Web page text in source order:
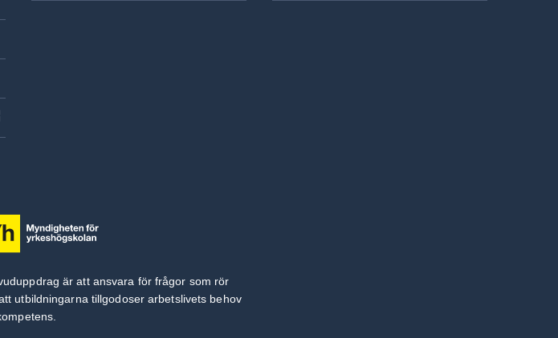
är att ansvara för frågor som rör
utbildningarna tillgodoser arbetslivets behov